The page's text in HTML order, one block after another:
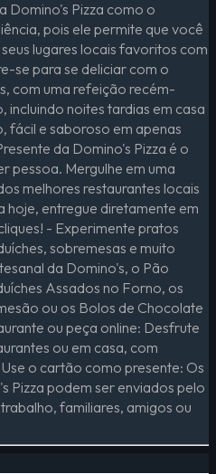
Domino's Pizza como o
pois ele permite que você
lugares locais favoritos com
se para se deliciar com o
com uma refeição recém-
noites tardias em casa
fácil e saboroso em apenas
da Domino's Pizza é o
pessoa. Mergulhe em uma
melhores restaurantes locais
hoje, entregue diretamente em
- Experimente pratos
sobremesas e muito
da Domino's, o Pão
Assados no Forno, os
ou os Bolos de Chocolate
ou peça online: Desfrute
ou em casa, com
o cartão como presente: Os
Pizza podem ser enviados pelo
familiares, amigos ou